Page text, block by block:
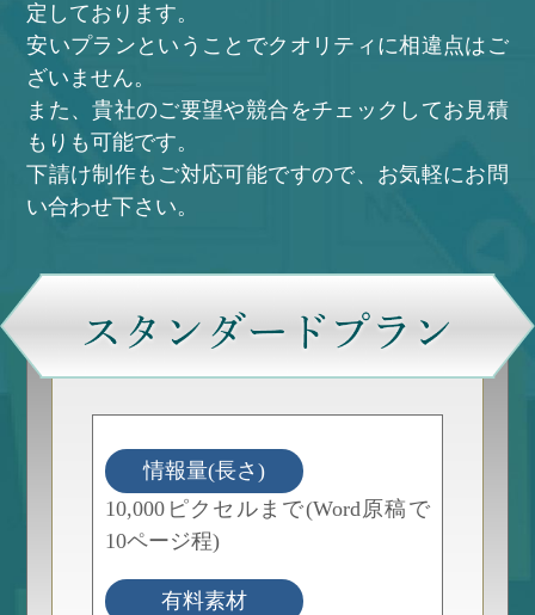
定しております。
安いプランということでクオリティに相違点はご
ざいません。
また、貴社のご要望や競合をチェックしてお見積
もりも可能です。
下請け制作もご対応可能ですので、お気軽にお問
い合わせ下さい。
情報量(長さ)
10,000ピクセルまで(Word原稿で
10ページ程)
有料素材